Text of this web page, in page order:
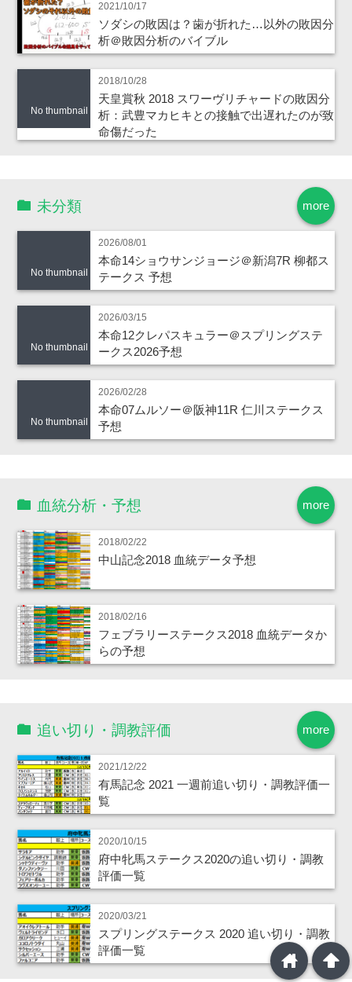
2021/10/17
ソダシの敗因は？歯が折れた…以外の敗因分
析＠敗因分析のバイブル
No thumbnail
2018/10/28
天皇賞秋 2018 スワーヴリチャードの敗因分
析：武豊マカヒキとの接触で出遅れたのが致
命傷だった
more
未分類
No thumbnail
2026/08/01
本命14ショウサンジョージ＠新潟7R 柳都ス
テークス 予想
No thumbnail
2026/03/15
本命12クレパスキュラー＠スプリングステ
ークス2026予想
No thumbnail
2026/02/28
本命07ムルソー＠阪神11R 仁川ステークス
予想
more
血統分析・予想
2018/02/22
中山記念2018 血統データ予想
2018/02/16
フェブラリーステークス2018 血統データか
らの予想
more
追い切り・調教評価
2021/12/22
有馬記念 2021 一週前追い切り・調教評価一
覧
2020/10/15
府中牝馬ステークス2020の追い切り・調教
評価一覧
2020/03/21
スプリングステークス 2020 追い切り・調教
評価一覧
arrowup
home